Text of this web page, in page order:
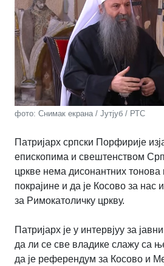
фото: Снимак екрана / Јутјуб / РТС
Патријарх српски Порфирије
епископима и свештенством
цркве нема дисонантних тонова
покрајине и да је Косово за нас
за Римокатоличку цркву.
Патријарх је у интервјуу за
да ли се све владике слажу са
да је референдум за Косово и